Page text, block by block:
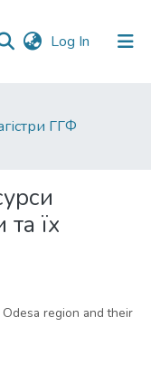
Log In (current)
ГГФ
їх
region and their